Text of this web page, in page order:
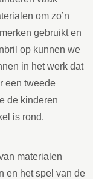
om zo’n
gebruikt en
op kunnen we
in het werk dat
een tweede
de kinderen
is rond.
materialen
en het spel van de